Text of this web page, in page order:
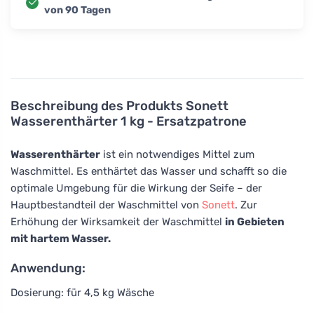
Beschreibung des Produkts Sonett
Wasserenthärter 1 kg - Ersatzpatrone
Wasserenthärter ist ein notwendiges Mittel zum
Waschmittel. Es enthärtet das Wasser und schafft so die
optimale Umgebung für die Wirkung der Seife – der
Hauptbestandteil der Waschmittel von Sonett. Zur
Erhöhung der Wirksamkeit der Waschmittel in Gebieten
mit hartem Wasser.
Anwendung:
Dosierung: für 4,5 kg Wäsche
von 90 Tagen